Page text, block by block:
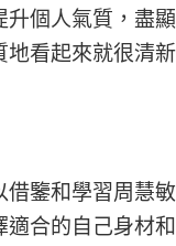
個人氣質，盡
看起來就很清
鑒和學習周慧
合的自己身材